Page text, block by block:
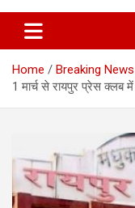
Home
Breaking News
1 मार्च से रायपुर प्रेस